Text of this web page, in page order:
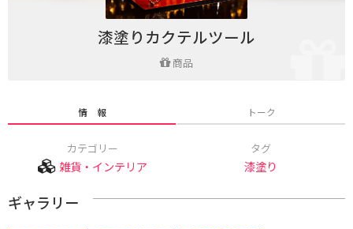
漆塗りカクテルツール
商品
情 報 トーク
カテゴリー
雑貨・インテリア
タグ
漆塗り
ギャラリー